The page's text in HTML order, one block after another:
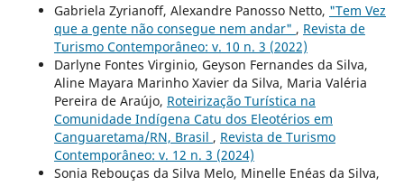
Gabriela Zyrianoff, Alexandre Panosso Netto, "Tem Vez
que a gente não consegue nem andar" , Revista de
Turismo Contemporâneo: v. 10 n. 3 (2022)
Darlyne Fontes Virginio, Geyson Fernandes da Silva,
Aline Mayara Marinho Xavier da Silva, Maria Valéria
Pereira de Araújo, Roteirização Turística na
Comunidade Indígena Catu dos Eleotérios em
Canguaretama/RN, Brasil , Revista de Turismo
Contemporâneo: v. 12 n. 3 (2024)
Sonia Rebouças da Silva Melo, Minelle Enéas da Silva,